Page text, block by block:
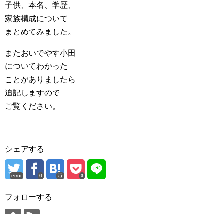
子供、本名、学歴、
家族構成について
まとめてみました。
またおいでやす小田
についてわかった
ことがありましたら
追記しますので
ご覧ください。
シェアする
error 0 0
フォローする